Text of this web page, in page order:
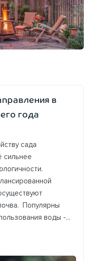
в
года
сада
сильнее
Популярны
воды -...